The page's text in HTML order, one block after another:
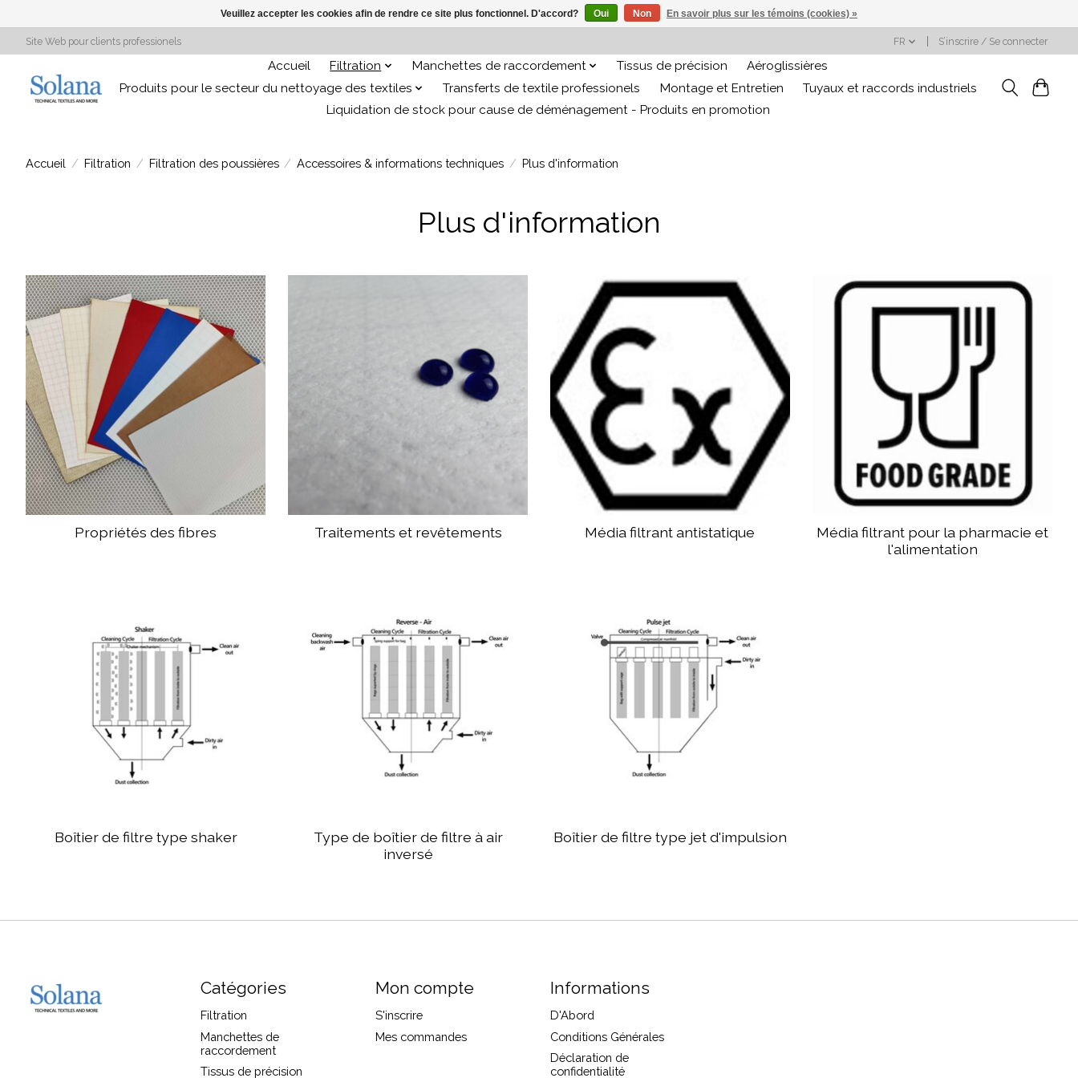
Site Web pour clients professionels FR S’inscrire / Se connecter
Accueil Filtration Manchettes de raccordement Tissus de précision
Aéroglissières
Produits pour le secteur du nettoyage des textiles
Transferts de textile professionels Montage et Entretien
Tuyaux et raccords industriels
Liquidation de stock pour cause de déménagement - Produits en promotion
Accueil / Filtration / Filtration des poussières / Accessoires & informations techniques / Plus d'information
Plus d'information
Propriétés des fibres Traitements et revêtements Média filtrant antistatique
Média filtrant pour la pharmacie et
l'alimentation
Boîtier de filtre type shaker
Type de boîtier de filtre à air
inversé
Boîtier de filtre type jet d'impulsion
Catégories
Filtration
Manchettes de
raccordement
Tissus de précision
Mon compte
S'inscrire
Mes commandes
Informations
D'Abord
Conditions Générales
Déclaration de
confidentialité
Veuillez accepter les cookies afin de rendre ce site plus fonctionnel. D'accord? Oui Non En savoir plus sur les témoins (cookies) »